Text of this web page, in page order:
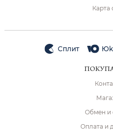
Карта
Сплит
Обмен и
Оплата и